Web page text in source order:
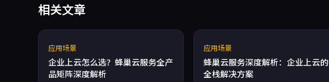
相关文章
应用场景
企业上云怎么选？蜂巢云服务全产
品矩阵深度解析
应用场景
蜂巢云服务深度解析：企业上云的
全栈解决方案